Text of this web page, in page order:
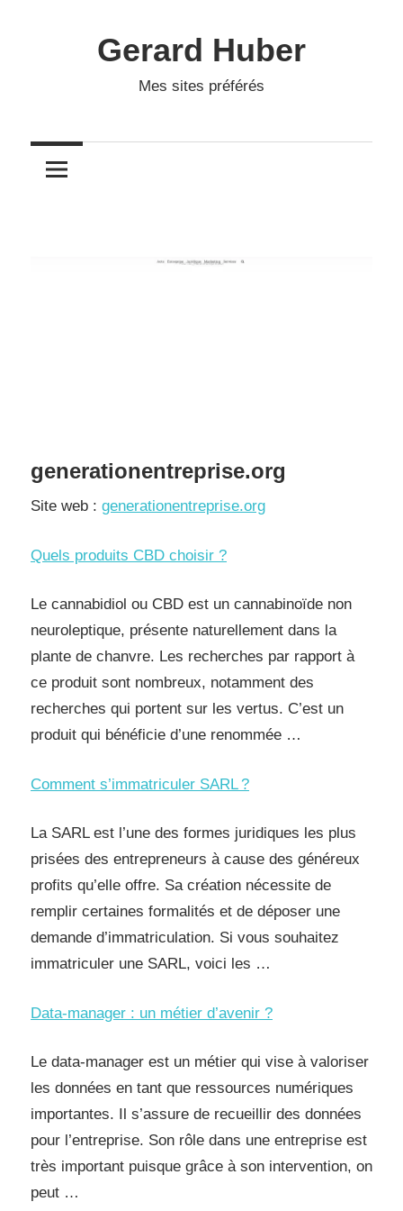
Gerard Huber
Mes sites préférés
generationentreprise.org
Site web : generationentreprise.org
Quels produits CBD choisir ?
Le cannabidiol ou CBD est un cannabinoïde non
neuroleptique, présente naturellement dans la
plante de chanvre. Les recherches par rapport à
ce produit sont nombreux, notamment des
recherches qui portent sur les vertus. C’est un
produit qui bénéficie d’une renommée …
Comment s’immatriculer SARL ?
La SARL est l’une des formes juridiques les plus
prisées des entrepreneurs à cause des généreux
profits qu’elle offre. Sa création nécessite de
remplir certaines formalités et de déposer une
demande d’immatriculation. Si vous souhaitez
immatriculer une SARL, voici les …
Data-manager : un métier d’avenir ?
Le data-manager est un métier qui vise à valoriser
les données en tant que ressources numériques
importantes. Il s’assure de recueillir des données
pour l’entreprise. Son rôle dans une entreprise est
très important puisque grâce à son intervention, on
peut …